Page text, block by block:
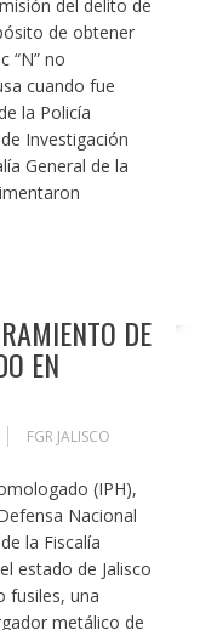
del delito de
de obtener
“N” no
cuando fue
la Policía
Investigación
General de la
DE
EN
FGR JALISCO
(IPH),
Nacional
la Fiscalía
estado de Jalisco
fusiles, una
metálico de